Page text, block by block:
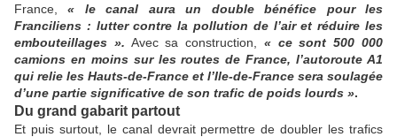
France,«
le canal aura un double bénéfice pour les
Franciliens : lutter contre la pollution de l’air et réduire les
embouteillages ». Avec sa construction, « ce sont 500 000
camions en moins sur les routes de France, l’autoroute A1
qui relie les Hauts-de-France et l’Ile-de-France sera soulagée
d’une partie significative de son trafic de poids lourds ».
Du grand gabarit partout
Et puis surtout, le canal devrait permettre de doubler les trafics